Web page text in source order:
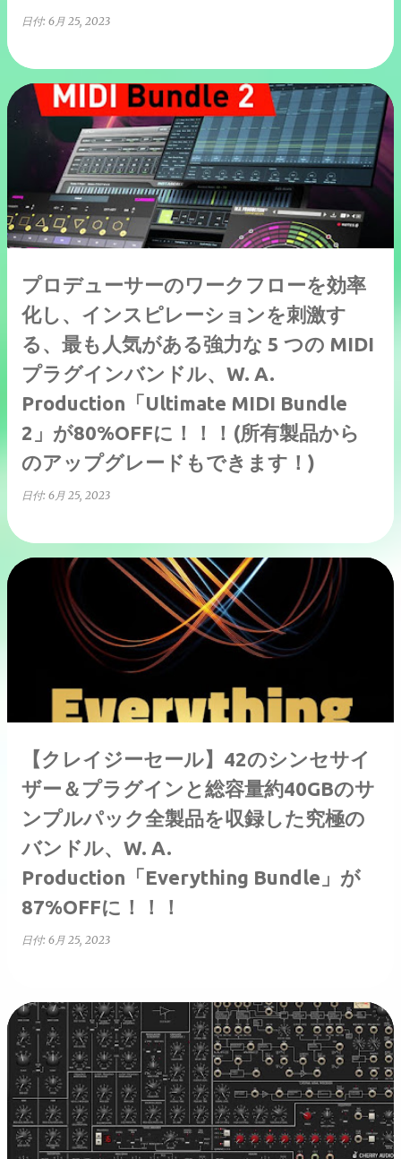
日付: 6月 25, 2023
プロデューサーのワークフローを効率
化し、インスピレーションを刺激す
る、最も人気がある強力な 5 つの MIDI
プラグインバンドル、W. A.
Production「Ultimate MIDI Bundle
2」が80%OFFに！！！(所有製品から
のアップグレードもできます！)
日付: 6月 25, 2023
【クレイジーセール】42のシンセサイ
ザー＆プラグインと総容量約40GBのサ
ンプルパック全製品を収録した究極の
バンドル、W. A.
Production「Everything Bundle」が
87%OFFに！！！
日付: 6月 25, 2023